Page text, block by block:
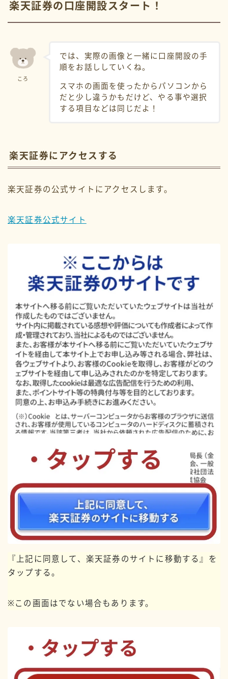
楽天証券の口座開設スタート！
ころ
では、実際の画像と一緒に口座開設の手
順をお話ししていくね。
スマホの画面を使ったからパソコンから
だと少し違うかもだけど、やる事や選択
する項目などは同じだよ！
楽天証券にアクセスする
楽天証券の公式サイトにアクセスします。
楽天証券公式サイト
『上記に同意して、楽天証券のサイトに移動する』を
タップする。
※この画面はでない場合もあります。